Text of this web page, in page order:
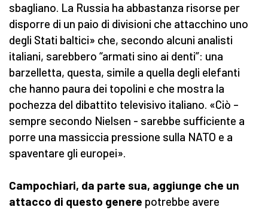
sbagliano. La Russia ha abbastanza risorse per
disporre di un paio di divisioni che attacchino uno
degli Stati baltici» che, secondo alcuni analisti
italiani, sarebbero “armati sino ai denti”: una
barzelletta, questa, simile a quella degli elefanti
che hanno paura dei topolini e che mostra la
pochezza del dibattito televisivo italiano. «Ciò –
sempre secondo Nielsen - sarebbe sufficiente a
porre una massiccia pressione sulla NATO e a
spaventare gli europei».
Campochiari, da parte sua, aggiunge che un
attacco di questo genere potrebbe avere